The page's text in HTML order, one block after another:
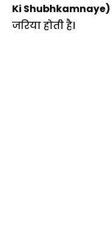
Ki Shubhkamnaye)
जरिया होती है।